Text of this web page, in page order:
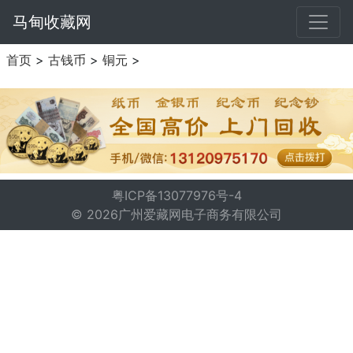
马甸收藏网
首页 > 古钱币 > 铜元 >
粤ICP备13077976号-4
© 2026广州爱藏网电子商务有限公司